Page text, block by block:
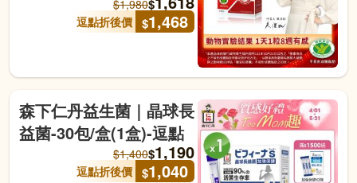
$1,980$
逗點折後價 $1,468
森下仁丹益生菌｜晶球長
益菌-30包/盒(1盒)-逗點
$1,400$1,190
逗點折後價 $1,040